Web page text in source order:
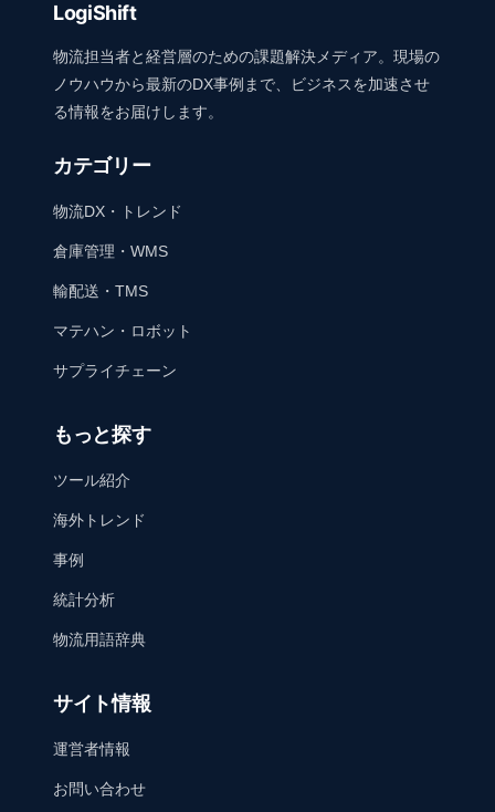
LogiShift
物流担当者と経営層のための課題解決メディア。現場の
ノウハウから最新のDX事例まで、ビジネスを加速させ
る情報をお届けします。
カテゴリー
物流DX・トレンド
倉庫管理・WMS
輸配送・TMS
マテハン・ロボット
サプライチェーン
もっと探す
ツール紹介
海外トレンド
事例
統計分析
物流用語辞典
サイト情報
運営者情報
お問い合わせ